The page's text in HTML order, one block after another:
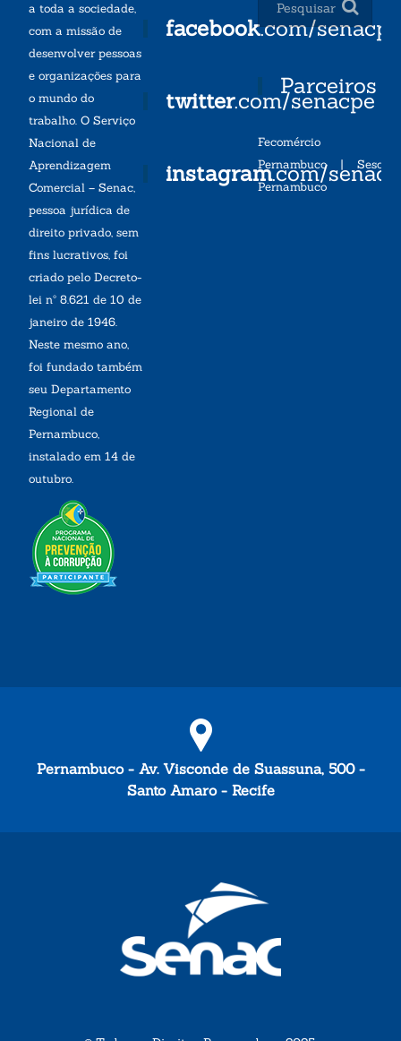
a toda a sociedade,
com a missão de
desenvolver pessoas
e organizações para
o mundo do
trabalho. O Serviço
Nacional de
Aprendizagem
Comercial – Senac,
pessoa jurídica de
direito privado, sem
fins lucrativos, foi
criado pelo Decreto-
lei nº 8.621 de 10 de
janeiro de 1946.
Neste mesmo ano,
foi fundado também
seu Departamento
Regional de
Pernambuco,
instalado em 14 de
outubro.
facebook.com/senacpe
twitter.com/senacpe
instagram.com/
Parceiros
Fecomércio
Pernambuco| Sesc
Pernambuco
Pernambuco - Av. Visconde de Suassuna, 500 -
Santo Amaro - Recife